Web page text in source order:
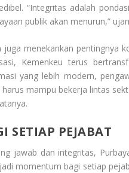
“Integritas adalah
publik akan menurun,”
juga menekankan pentingnya
Kemenkeu terus
yang lebih modern,
harus mampu bekerja lintas
SETIAP PEJABAT
jawab dan integritas,
momentum bagi setiap